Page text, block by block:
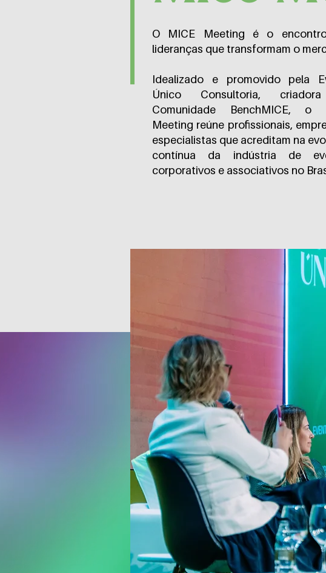
O MICE Meeting é o
lideranças que transformam o
Idealizado e promovido pela
Único Consultoria,
Comunidade BenchMICE, o
Meeting reúne profissionais,
especialistas que acreditam na
contínua da indústria de
corporativos e associativos no